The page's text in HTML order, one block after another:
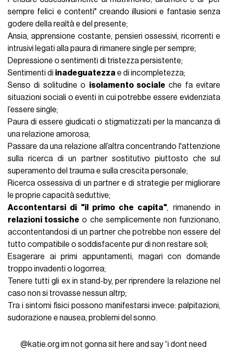
sempre felici e contenti" creando illusioni e fantasie senza
godere della realtà e del presente;
Ansia, apprensione costante, pensieri ossessivi, ricorrenti e
intrusivi legati alla paura di rimanere single per sempre;
Depressione o sentimenti di tristezza persistente;
Sentimenti di inadeguatezzae di incompletezza;
Senso di solitudine o isolamento sociale che fa evitare
situazioni sociali o eventi in cui potrebbe essere evidenziata
l’essere single;
Paura di essere giudicati o stigmatizzati per la mancanza di
una relazione amorosa;
Passare da una relazione all’altraconcentrando l'attenzione
sulla ricerca di un partner sostitutivo piuttosto che sul
superamento del trauma e sulla crescita personale;
Ricerca ossessiva di un partner e di strategie per migliorare
le proprie capacità seduttive;
Accontentarsi di "il primo che capita", rimanendo in
relazioni tossiche o che semplicemente non funzionano,
accontentandosi di un partner che potrebbe non essere del
tutto compatibile o soddisfacente pur di non restare soli;
Esagerare ai primi appuntamenti, magari con domande
troppo invadenti o logorrea;
Tenere tutti gli ex in stand-by, per riprendere la relazione nel
caso non si trovasse nessun altrp;
Tra i sintomi fisici possono manifestarsi invece: palpitazioni,
sudorazione e nausea, problemi delsonno.
@katie.org im not gonna sit here and say “i dont need